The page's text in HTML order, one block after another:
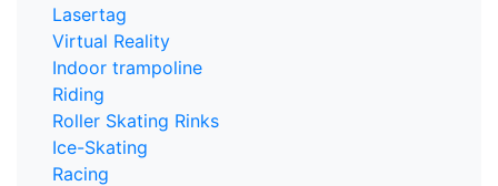
Lasertag
Virtual Reality
Indoor trampoline
Riding
Roller Skating Rinks
Ice-Skating
Racing